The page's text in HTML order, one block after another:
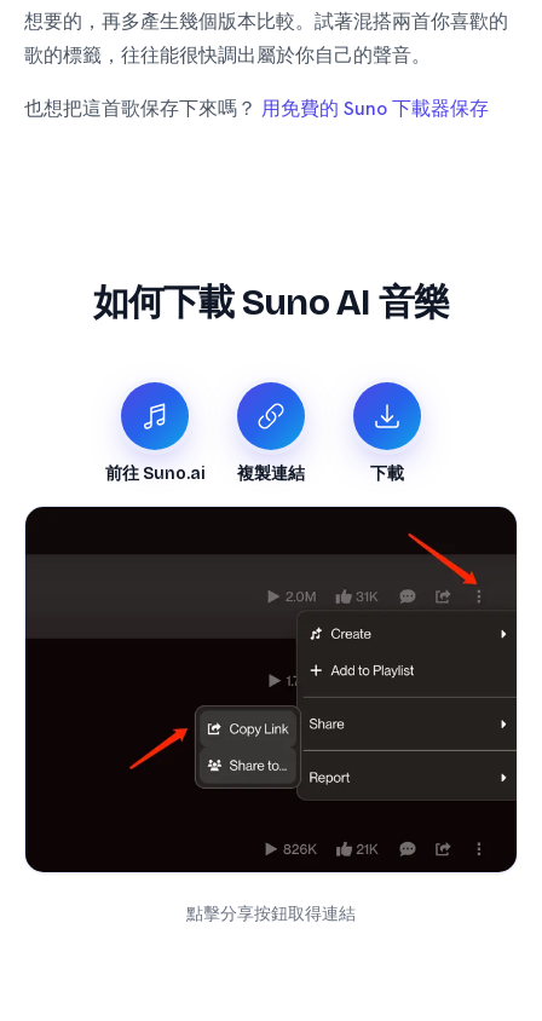
想要的，再多產生幾個版本比較。試著混搭兩首你喜歡的
歌的標籤，往往能很快調出屬於你自己的聲音。
也想把這首歌保存下來嗎？ 用免費的 Suno 下載器保存
如何下載 Suno AI 音樂
前往 Suno.ai 複製連結 下載
點擊分享按鈕取得連結